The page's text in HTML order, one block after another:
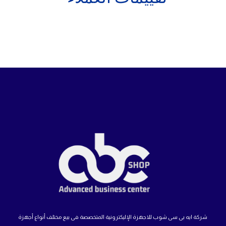
شركة ايه بى سى شوب للاجهزة الإليكترونية المتخصصة فى بيع مختلف أنواع أجهزة